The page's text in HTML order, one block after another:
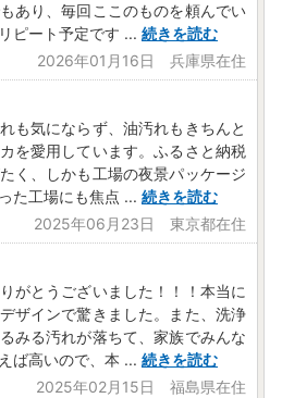
あり、毎回ここのものを頼んでい
ピート予定です ... 続きを読む
2026年01月16日 兵庫県在住
も気にならず、油汚れもきちんと
を愛用しています。ふるさと納税
く、しかも工場の夜景パッケージ
た工場にも焦点 ... 続きを読む
2025年06月23日 東京都在住
がとうございました！！！本当に
ザインで驚きました。また、洗浄
みる汚れが落ちて、家族でみんな
ば高いので、本 ... 続きを読む
2025年02月15日 福島県在住